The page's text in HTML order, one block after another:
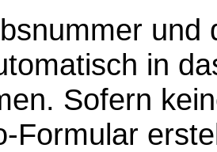
und
in
Sofern
Formular